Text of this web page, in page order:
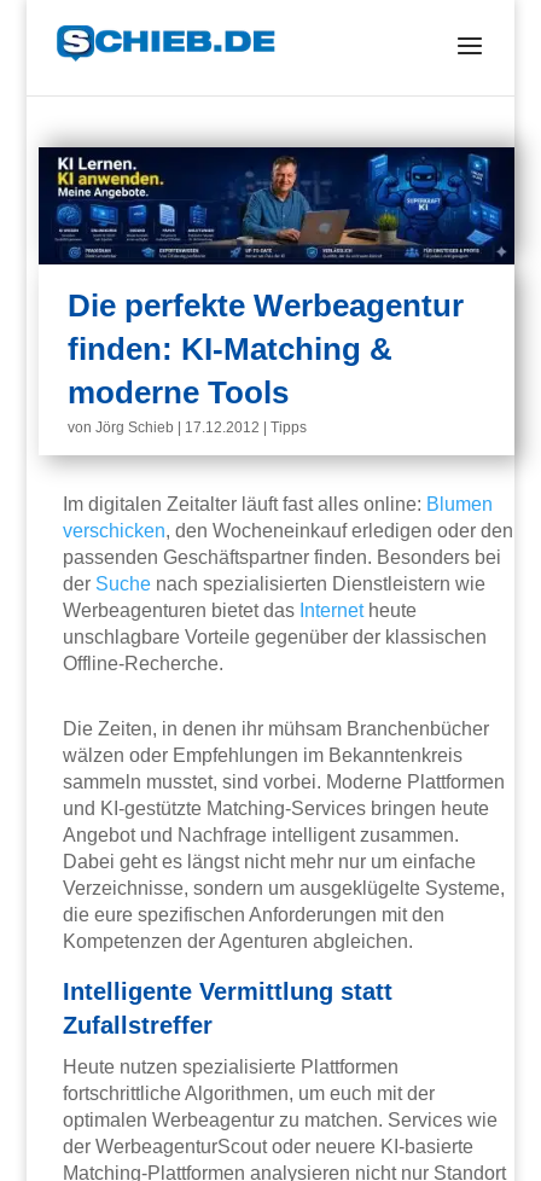
Die perfekte Werbeagentur
finden: KI-Matching &
moderne Tools
vonJörg Schieb 17.12.2012 |Tipps
Im digitalen Zeitalter läuft fast alles online: Blumen
verschicken, den Wocheneinkauf erledigen oder den
passenden Geschäftspartner finden. Besonders bei
der Suche nach spezialisierten Dienstleistern wie
Werbeagenturen bietet das Internetheute
unschlagbare Vorteile gegenüber der klassischen
Offline-Recherche.
Die Zeiten, in denen ihr mühsam Branchenbücher
wälzen oder Empfehlungen im Bekanntenkreis
sammeln musstet, sind vorbei. Moderne Plattformen
und KI-gestützte Matching-Services bringen heute
Angebot und Nachfrage intelligent zusammen.
Dabei geht es längst nicht mehr nur um einfache
Verzeichnisse, sondern um ausgeklügelte Systeme,
die eure spezifischen Anforderungen mit den
Kompetenzen der Agenturen abgleichen.
Intelligente Vermittlung statt
Zufallstreffer
Heute nutzen spezialisierte Plattformen
fortschrittliche Algorithmen, um euch mit der
optimalen Werbeagentur zu matchen. Services wie
der WerbeagenturScout oder neuere KI-basierte
Matching-Plattformen analysieren nicht nur Standort